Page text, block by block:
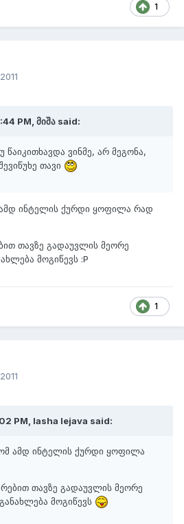
1
PM, მიშა said:
წაიკითხავდა ვინმე, არ მეგონა,
თავი
ინტელის ქურდი ყოფილა რად
თავზე გადაუვლის მეორე
მოგიწევს :P
1
PM, lasha lejava said:
ამდ ინტელის ქურდი ყოფილა
თავზე გადაუვლის მეორე
მოგიწევს